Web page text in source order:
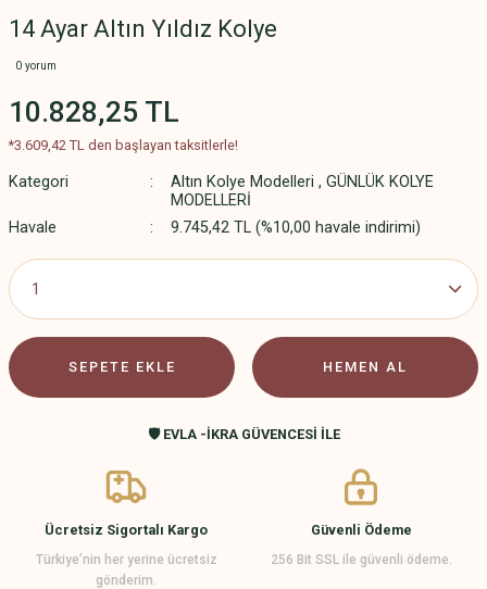
14 Ayar Altın Yıldız Kolye
0 yorum
10.828,25 TL
*3.609,42 TL den başlayan taksitlerle!
Kategori Altın Kolye Modelleri , GÜNLÜK KOLYE
MODELLERİ
Havale
9.745,42 TL (%10,00 havale indirimi)
SEPETE EKLE HEMEN AL
🛡️ EVLA -İKRA GÜVENCESİ İLE
Ücretsiz Sigortalı Kargo
Türkiye’nin her yerine ücretsiz
gönderim.
Güvenli Ödeme
256 Bit SSL ile güvenli ödeme.